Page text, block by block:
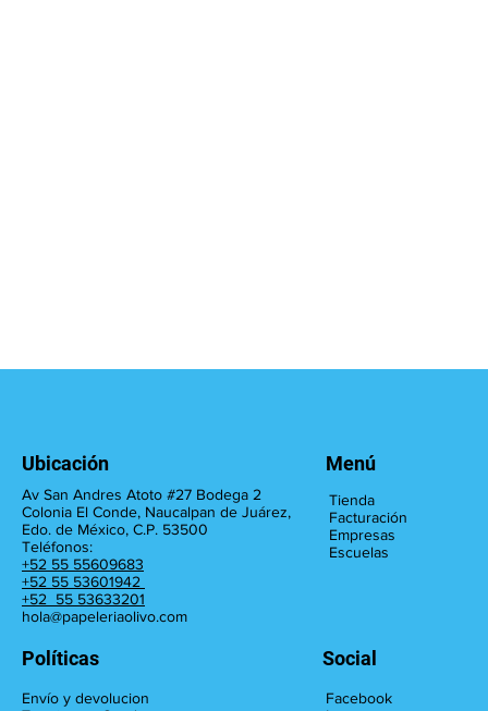
Av San Andres Atoto #27 Bodega 2
Colonia El Conde, Naucalpan de Juárez,
Edo. de México, C.P. 53500
Teléfonos:
+52 55 55609683
+52 55 53601942
+52 55 53633201
hola@papeleriaolivo.com
Ubicación
Envío y devolucion
Políticas
Facebook
Social
Tienda
Facturación
Empresas
Escuelas
Menú